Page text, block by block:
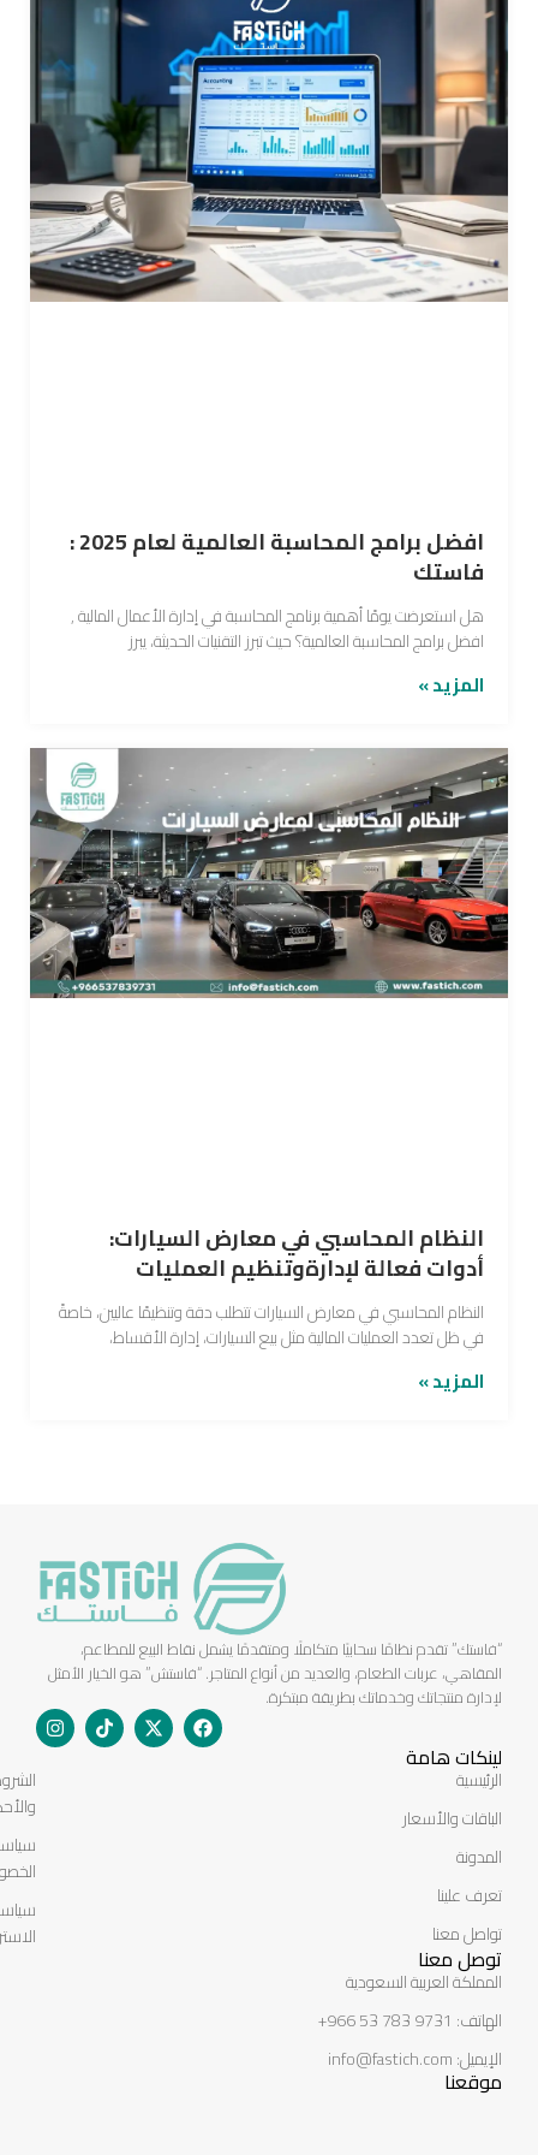
افضل برامج المحاسبة العالمية لعام 2025 :
فاستك
هل استعرضت يومًا أهمية برنامج المحاسبة في إدارة الأعمال المالية ,
افضل برامج المحاسبة العالمية؟ حيث تبرز التقنيات الحديثة، يبرز
المزيد »
النظام المحاسبي في معارض السيارات:
أدوات فعالة لإدارةوتنظيم العمليات
النظام المحاسبي في معارض السيارات تتطلب دقة وتنظيمًا عاليين، خاصةً
في ظل تعدد العمليات المالية مثل بيع السيارات، إدارة الأقساط،
المزيد »
“فاستك” تقدم نظامًا سحابيًا متكاملًا ومتقدمًا يشمل نقاط البيع للمطاعم،
المقاهي، عربات الطعام، والعديد من أنواع المتاجر. “فاستش” هو الخيار الأمثل
لإدارة منتجاتك وخدماتك بطريقة مبتكرة.
لينكات هامة
الرئيسية
الباقات والأسعار
المدونة
تعرف علينا
تواصل معنا
توصل معنا
المملكة العربية السعودية
الهاتف: 966 53 783 9731+
الإيميل: info@fastich.com
موقعنا